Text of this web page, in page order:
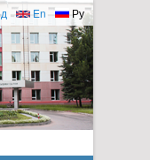
Ру
En